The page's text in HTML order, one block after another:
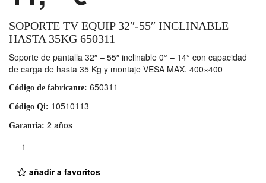
SOPORTE TV EQUIP 32″-55″ INCLINABLE
HASTA 35KG 650311
Soporte de pantalla 32″ – 55″ inclinable 0° – 14° con capacidad
de carga de hasta 35 Kg y montaje VESA MAX. 400×400
Código de fabricante: 650311
Código Qi: 10510113
Garantía: 2 años
Cantidad
añadir a favoritos